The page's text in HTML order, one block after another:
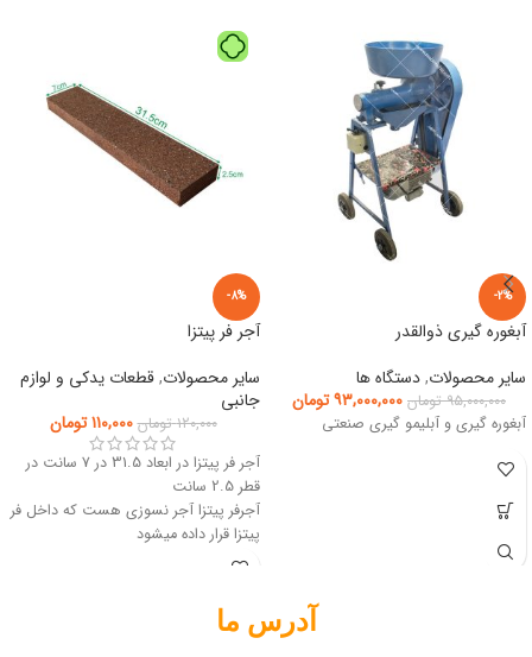
-2%
آبغوره گیری ذوالقدر
سایر محصولات,دستگاه ها
۹۵,۰۰۰,۰۰۰ تومان ۹۳,۰۰۰,۰۰۰تومان
آبغوره گیری و آبلیمو گیری صنعتی
-8%
آجر فر پیتزا
سایر محصولات,قطعات یدکی و لوازم
جانبی
۱۲۰,۰۰۰ تومان ۱۱۰,۰۰۰ تومان
آجر فر پیتزا در ابعاد 31.5 در 7 سانت در
قطر 2.5 سانت
آجرفر پیتزا آجر نسوزی هست که داخل فر
پیتزا قرار داده میشود
فروشگاه آنلاین تجهیزات آشپزخانه صنعتی
آدرس ما